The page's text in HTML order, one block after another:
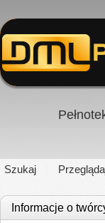
Szukaj
Informacje o